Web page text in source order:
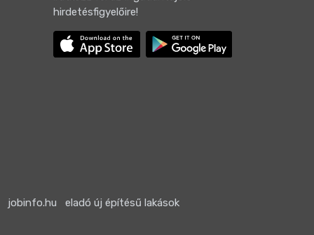
hirdetésfigyelőire!
jobinfo.hu eladó új építésű lakások